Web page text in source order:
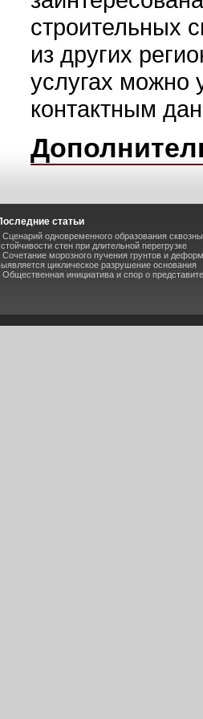
строительных
из других
услугах можно
контактным
статьи
Сценарий одновременного образования
стен при длительной перегрузке
Сочетание морозного пучения грунтов и
циклическое разрушение основания
Общественная инициатива и спор о